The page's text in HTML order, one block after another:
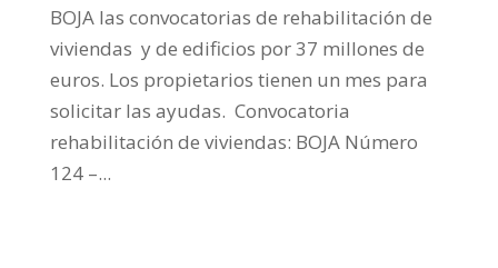
BOJA las convocatorias de rehabilitación de
viviendas y de edificios por 37 millones de
euros. Los propietarios tienen un mes para
solicitar las ayudas. Convocatoria
rehabilitación de viviendas: BOJA Número
124 –...